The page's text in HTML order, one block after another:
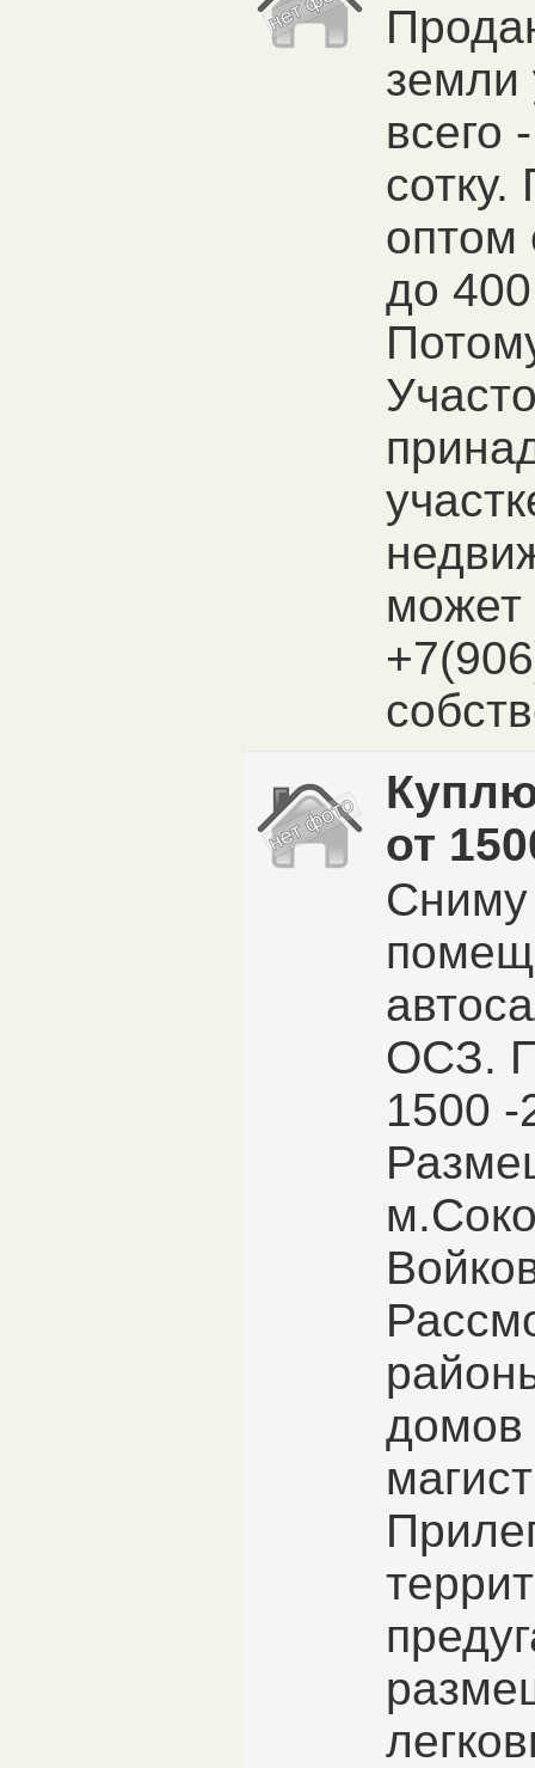
земли
всего
оптом
до 400
от
Сниму
ОСЗ.
1500 -
домов